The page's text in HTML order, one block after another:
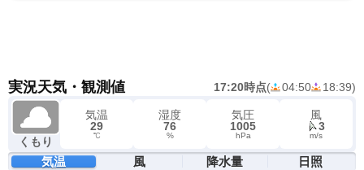
実況天気・観測値 17:20時点( 04:50 18:39)
くもり
気温
29
℃
湿度
76
%
気圧
1005
hPa
風
3
m/s
気温 風 降水量 日照